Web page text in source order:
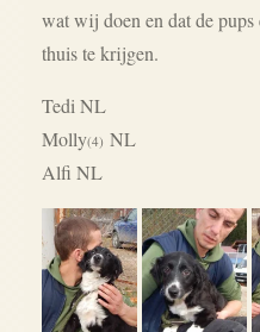
wat wij doen en dat de pups
thuis te krijgen.
Tedi NL
Molly(4) NL
Alfi NL